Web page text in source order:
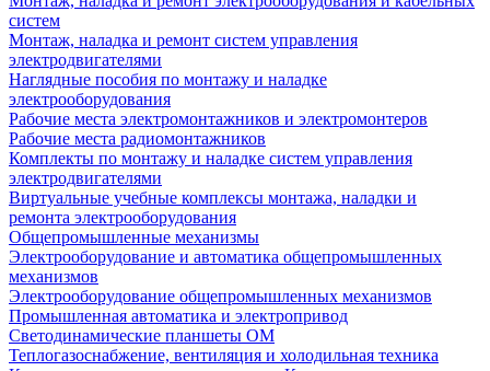
систем
Монтаж, наладка и ремонт систем управления
электродвигателями
Наглядные пособия по монтажу и наладке
электрооборудования
Рабочие места электромонтажников и электромонтеров
Рабочие места радиомонтажников
Комплекты по монтажу и наладке систем управления
электродвигателями
Виртуальные учебные комплексы монтажа, наладки и
ремонта электрооборудования
Общепромышленные механизмы
Электрооборудование и автоматика общепромышленных
механизмов
Электрооборудование общепромышленных механизмов
Промышленная автоматика и электропривод
Светодинамические планшеты ОМ
Теплогазоснабжение, вентиляция и холодильная техника